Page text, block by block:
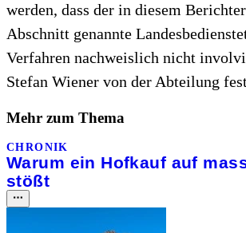
werden, dass der in diesem
Abschnitt genannte
Verfahren nachweislich nicht
Stefan Wiener von der Abteilung
Mehr zum Thema
CHRONIK
Warum ein Hofkauf auf
stößt